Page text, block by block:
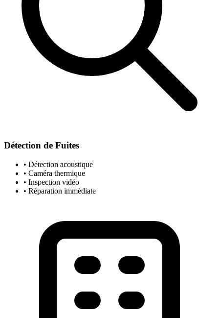
Détection de Fuites
• Détection acoustique
• Caméra thermique
• Inspection vidéo
• Réparation immédiate